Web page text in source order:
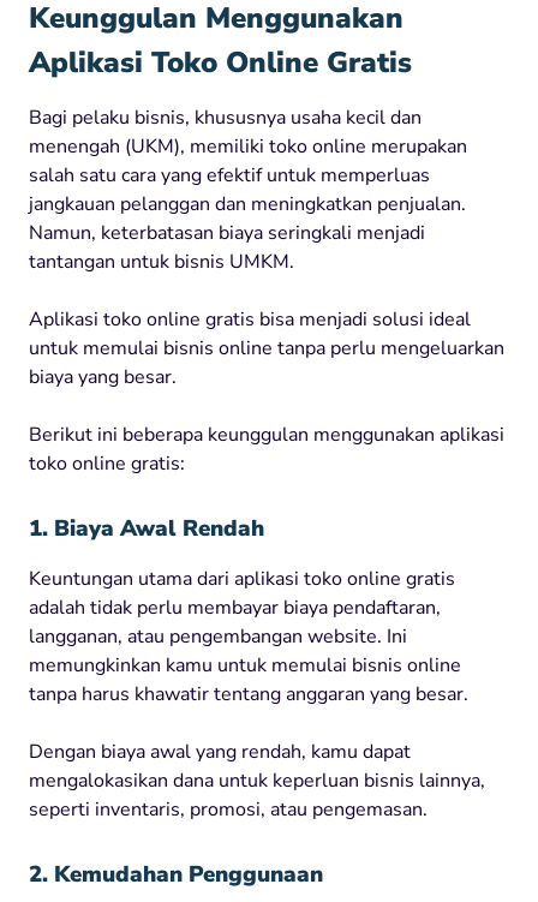
Keunggulan Menggunakan
Aplikasi Toko Online Gratis
Bagi pelaku bisnis, khususnya usaha kecil dan
menengah (UKM), memiliki toko online merupakan
salah satu cara yang efektif untuk memperluas
jangkauan pelanggan dan meningkatkan penjualan.
Namun, keterbatasan biaya seringkali menjadi
tantangan untuk bisnis UMKM.
Aplikasi toko online gratis bisa menjadi solusi ideal
untuk memulai bisnis online tanpa perlu mengeluarkan
biaya yang besar.
Berikut ini beberapa keunggulan menggunakan aplikasi
toko online gratis:
1. Biaya Awal Rendah
Keuntungan utama dari aplikasi toko online gratis
adalah tidak perlu membayar biaya pendaftaran,
langganan, atau pengembangan website. Ini
memungkinkan kamu untuk memulai bisnis online
tanpa harus khawatir tentang anggaran yang besar.
Dengan biaya awal yang rendah, kamu dapat
mengalokasikan dana untuk keperluan bisnis lainnya,
seperti inventaris, promosi, atau pengemasan.
2. Kemudahan Penggunaan